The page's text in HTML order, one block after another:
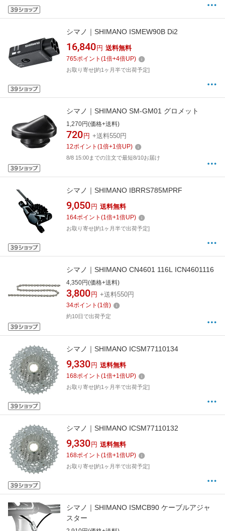
シマノ｜SHIMANO ISMEW90B Di2
16,840 円 送料無料
765ポイント (1倍+4倍UP)
お取り寄せ[約1ヶ月半で出荷予定]
シマノ｜SHIMANO SM-GM01 グロメット
1,270円(価格+送料)
720 円 +送料550円
12ポイント (1倍+1倍UP)
8/8 15:00までの注文で最短8/10お届け
シマノ｜SHIMANO IBRRS785MPRF
9,050 円 送料無料
164ポイント (1倍+1倍UP)
お取り寄せ[約1ヶ月半で出荷予定]
シマノ｜SHIMANO CN4601 116L ICN4601116
4,350円(価格+送料)
3,800 円 +送料550円
34ポイント (1倍)
約10日で出荷予定
シマノ｜SHIMANO ICSM77110134
9,330 円 送料無料
168ポイント (1倍+1倍UP)
お取り寄せ[約1ヶ月半で出荷予定]
シマノ｜SHIMANO ICSM77110132
9,330 円 送料無料
168ポイント (1倍+1倍UP)
お取り寄せ[約1ヶ月半で出荷予定]
シマノ｜SHIMANO ISMCB90 ケーブルアジャ
スター